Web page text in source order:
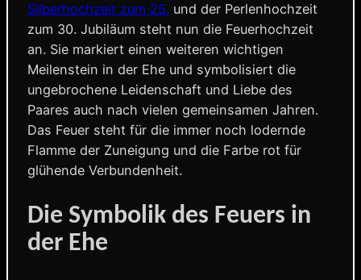
Silberhochzeit zum 25. und der Perlenhochzeit
zum 30. Jubiläum steht nun die Feuerhochzeit
an. Sie markiert einen weiteren wichtigen
Meilenstein in der Ehe und symbolisiert die
ungebrochene Leidenschaft und Liebe des
Paares auch nach vielen gemeinsamen Jahren.
Das Feuer steht für die immer noch lodernde
Flamme der Zuneigung und die Farbe rot für
glühende Verbundenheit.
Die Symbolik des Feuers in
der Ehe